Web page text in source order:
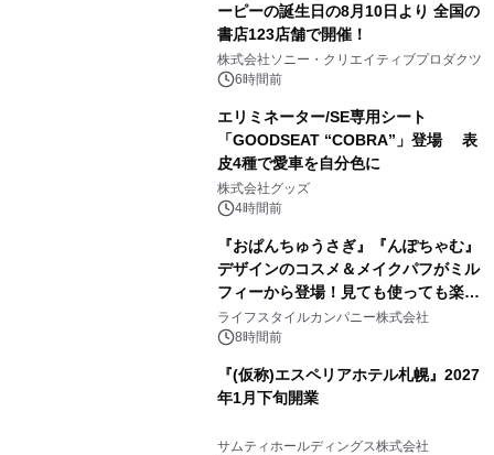
ーピーの誕生日の8月10日より 全国の
書店123店舗で開催！
株式会社ソニー・クリエイティブプロダクツ
6時間前
エリミネーター/SE専用シート
「GOODSEAT “COBRA”」登場 表
皮4種で愛車を自分色に
株式会社グッズ
4時間前
『おぱんちゅうさぎ』『んぽちゃむ』
デザインのコスメ＆メイクパフがミル
フィーから登場！見ても使っても楽し
い、ポップでキュートなコレクショ
ン。
ライフスタイルカンパニー株式会社
8時間前
『(仮称)エスペリアホテル札幌』2027
年1月下旬開業
サムティホールディングス株式会社